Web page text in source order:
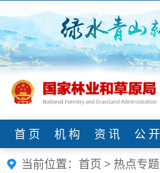
首 页 机 构 资 讯 公 开
当前位置： 首页 > 热点专题